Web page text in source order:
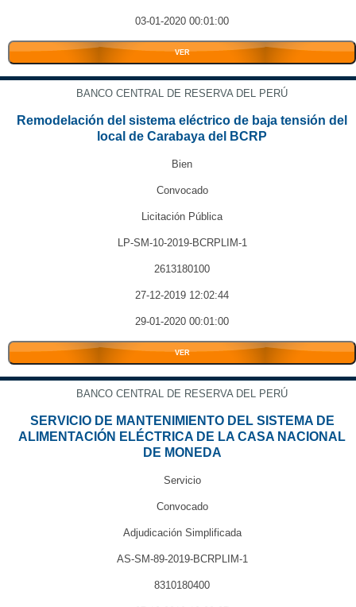
03-01-2020 00:01:00
VER
BANCO CENTRAL DE RESERVA DEL PERÚ
Remodelación del sistema eléctrico de baja tensión del
local de Carabaya del BCRP
Bien
Convocado
Licitación Pública
LP-SM-10-2019-BCRPLIM-1
2613180100
27-12-2019 12:02:44
29-01-2020 00:01:00
VER
BANCO CENTRAL DE RESERVA DEL PERÚ
SERVICIO DE MANTENIMIENTO DEL SISTEMA DE
ALIMENTACIÓN ELÉCTRICA DE LA CASA NACIONAL
DE MONEDA
Servicio
Convocado
Adjudicación Simplificada
AS-SM-89-2019-BCRPLIM-1
8310180400